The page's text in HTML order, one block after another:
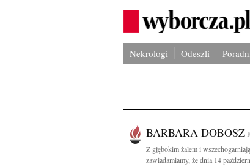
Nekrologi Odeszli
BARBARA DOBOSZ
Z głębokim żalem i
zawiadamiamy, że dnia 14